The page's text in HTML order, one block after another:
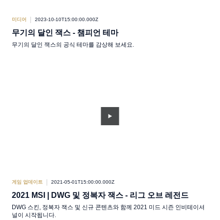
미디어 2023-10-10T15:00:00.000Z
무기의 달인 잭스 - 챔피언 테마
무기의 달인 잭스의 공식 테마를 감상해 보세요.
게임 업데이트 2021-05-01T15:00:00.000Z
2021 MSI | DWG 및 정복자 잭스 - 리그 오브 레전드
DWG 스킨, 정복자 잭스 및 신규 콘텐츠와 함께 2021 미드 시즌 인비테이셔
널이 시작됩니다.